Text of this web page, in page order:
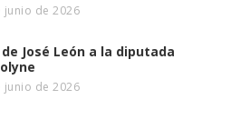
junio de 2026
José León a la diputada
junio de 2026